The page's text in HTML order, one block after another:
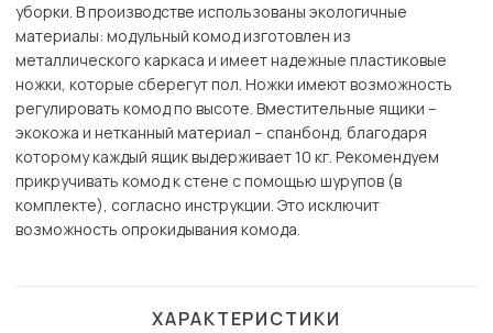
уборки. В производстве использованы экологичные
материалы: модульный комод изготовлен из
металлического каркаса и имеет надежные пластиковые
ножки, которые сберегут пол. Ножки имеют возможность
регулировать комод по высоте. Вместительные ящики –
экокожа и нетканный материал – спанбонд, благодаря
которому каждый ящик выдерживает 10 кг. Рекомендуем
прикручивать комод к стене с помощью шурупов (в
комплекте), согласно инструкции. Это исключит
возможность опрокидывания комода.
ХАРАКТЕРИСТИКИ